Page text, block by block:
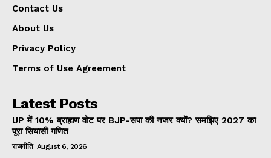
Contact Us
About Us
Privacy Policy
Terms of Use Agreement
Latest Posts
UP में 10% ब्राह्मण वोट पर BJP-सपा की नजर क्यों? समझिए 2027 का
पूरा सियासी गणित
राजनीति August 6, 2026